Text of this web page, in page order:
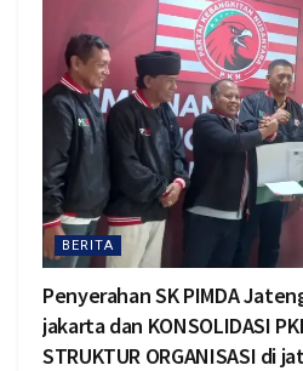
BERITA
Penyerahan SK PIMDA
jakarta dan KONSOLIDASI
STRUKTUR ORGANISASI di